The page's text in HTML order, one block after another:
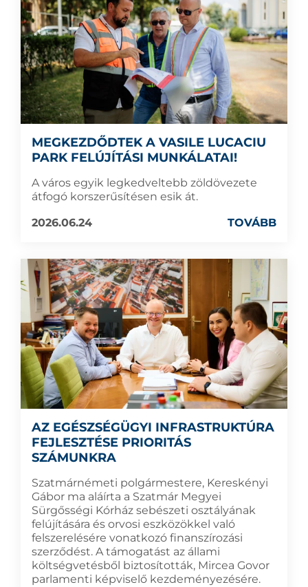
MEGKEZDŐDTEK A VASILE LUCACIU
PARK FELÚJÍTÁSI MUNKÁLATAI!
A város egyik legkedveltebb zöldövezete
átfogó korszerűsítésen esik át.
2026.06.24
TOVÁBB
AZ EGÉSZSÉGÜGYI INFRASTRUKTÚRA
FEJLESZTÉSE PRIORITÁS
SZÁMUNKRA
Szatmárnémeti polgármestere, Kereskényi
Gábor ma aláírta a Szatmár Megyei
Sürgősségi Kórház sebészeti osztályának
felújítására és orvosi eszközökkel való
felszerelésére vonatkozó finanszírozási
szerződést. A támogatást az állami
költségvetésből biztosították, Mircea Govor
parlamenti képviselő kezdeményezésére.